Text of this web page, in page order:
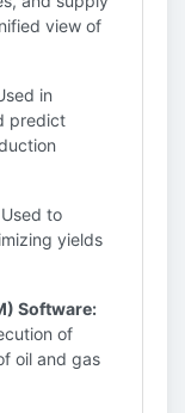
view of
in
predict
Used to
yields
Software:
of
oil and gas